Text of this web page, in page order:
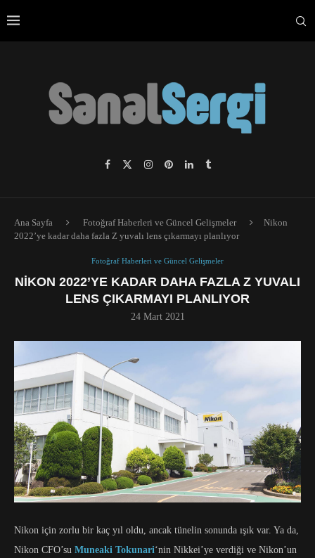
Ana Sayfa Fotoğraf Haberleri ve Güncel Gelişmeler
Nikon
2022’ye kadar daha fazla Z yuvalı lens çıkarmayı planlıyor
Fotoğraf Haberleri ve Güncel Gelişmeler
NIKON 2022’YE KADAR DAHA FAZLA Z YUVALI
LENS ÇIKARMAYI PLANLIYOR
24 Mart 2021
Nikon için zorlu bir kaç yıl oldu, ancak tünelin sonunda ışık var. Ya da,
Nikon CFO’su Muneaki Tokunari‘nin Nikkei’ye verdiği ve Nikon’un